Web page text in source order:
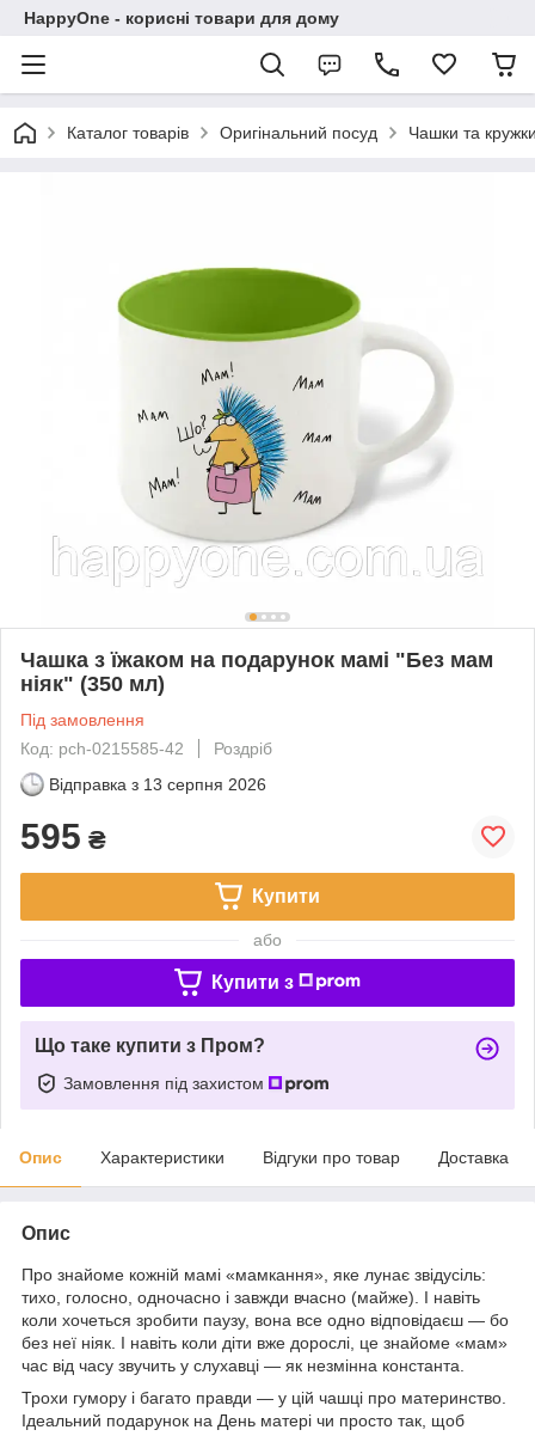
HappyOne - корисні товари для дому
Каталог товарів Оригінальний посуд Чашки та
Чашка з їжаком на подарунок мамі "Без мам
ніяк" (350 мл)
Під замовлення
Код: pch-0215585-42
Роздріб
Відправка з 13 серпня 2026
595 ₴
Купити
або
Купити з
Що таке купити з Пром?
Замовлення під захистом
Опис Характеристики Відгуки про товар Доставка
Опис
Про знайоме кожній мамі «мамкання», яке лунає звідусіль:
тихо, голосно, одночасно і завжди вчасно (майже). І навіть
коли хочеться зробити паузу, вона все одно відповідаєш — бо
без неї ніяк. І навіть коли діти вже дорослі, це знайоме «мам»
час від часу звучить у слухавці — як незмінна константа.
Трохи гумору і багато правди — у цій чашці про материнство.
Ідеальний подарунок на День матері чи просто так, щоб